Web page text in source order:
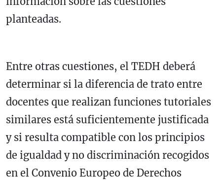
planteadas.
Entre otras cuestiones, el TEDH deberá
determinar si la diferencia de trato entre
docentes que realizan funciones tutoriales
similares está suficientemente justificada
y si resulta compatible con los principios
de igualdad y no discriminación recogidos
en el Convenio Europeo de Derechos